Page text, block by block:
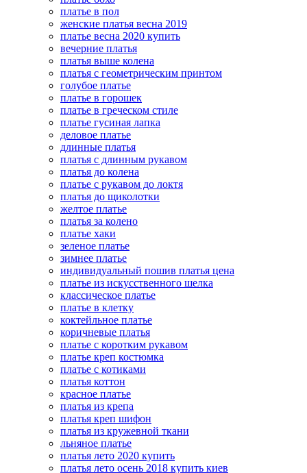
платье в пол
женские платья весна 2019
платье весна 2020 купить
вечерние платья
платья выше колена
платья с геометрическим принтом
голубое платье
платье в горошек
платье в греческом стиле
платье гусиная лапка
деловое платье
длинные платья
платья с длинным рукавом
платья до колена
платье с рукавом до локтя
платья до щиколотки
желтое платье
платья за колено
платье хаки
зеленое платье
зимнее платье
индивидуальный пошив платья цена
платье из искусственного шелка
классическое платье
платье в клетку
коктейльное платье
коричневые платья
платье с коротким рукавом
платье креп костюмка
платье с котиками
платья коттон
красное платье
платья из крепа
платья креп шифон
платья из кружевной ткани
льняное платье
платья лето 2020 купить
платья лето осень 2018 купить киев